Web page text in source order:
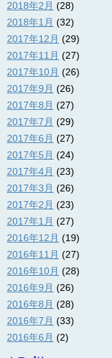
2018年2月 (28)
2018年1月 (32)
2017年12月 (29)
2017年11月 (27)
2017年10月 (26)
2017年9月 (26)
2017年8月 (27)
2017年7月 (29)
2017年6月 (27)
2017年5月 (24)
2017年4月 (23)
2017年3月 (26)
2017年2月 (23)
2017年1月 (27)
2016年12月 (19)
2016年11月 (27)
2016年10月 (28)
2016年9月 (26)
2016年8月 (28)
2016年7月 (33)
2016年6月 (2)